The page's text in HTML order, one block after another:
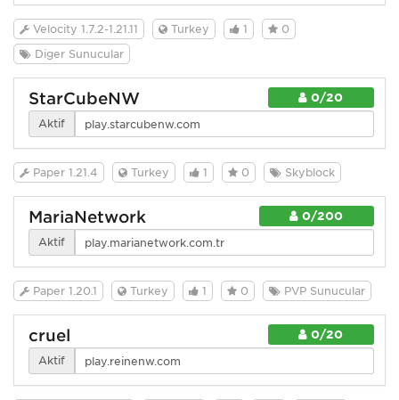
Velocity 1.7.2-1.21.11 Turkey 1
0
Diğer Sunucular
0/20
StarCubeNW
Aktif
Paper 1.21.4 Turkey 1 0 Skyblock
0/200
MariaNetwork
Aktif
Paper 1.20.1 Turkey 1 0 PVP Sunucular
0/20
cruel
Aktif